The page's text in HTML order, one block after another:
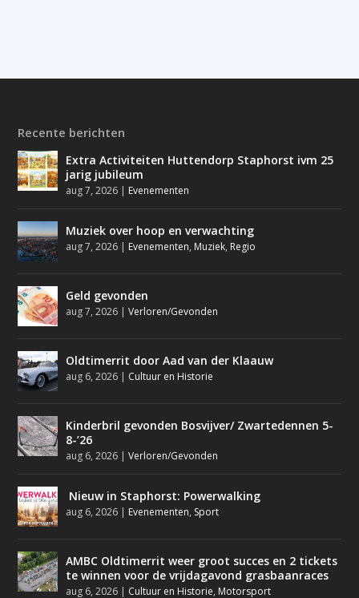
Recente berichten
Extra Activiteiten Huttendorp Staphorst ivm 25
jarig jubileum
aug 7, 2026 Evenementen
Muziek over hoop en verwachting
aug 7, 2026 Evenementen, Muziek, Regio
Geld gevonden
aug 7, 2026 |Verloren/Gevonden
Oldtimerrit door Aad van der Klaauw
aug 6, 2026 Cultuur en Historie
Kinderbril gevonden Bosvijver/ Zwartedennen 5-
8-’26
aug 6, 2026 |Verloren/Gevonden
Nieuw in Staphorst: Powerwalking
aug 6, 2026 Evenementen, Sport
AMBC Oldtimerrit weer groot succes en 2 tickets
te winnen voor de vrijdagavond grasbaanraces
aug 6, 2026 Cultuur en Historie, Motorsport